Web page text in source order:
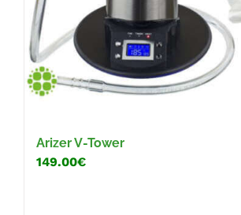
Arizer V-Tower
149.00€